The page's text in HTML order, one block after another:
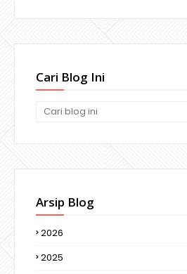
Cari Blog Ini
Arsip Blog
2026
2025